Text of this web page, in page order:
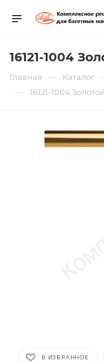
16121-1004
Главная — Каталог
— 16121-1004
В ИЗБРАННОЕ